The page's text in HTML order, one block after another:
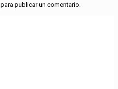
para publicar un comentario.